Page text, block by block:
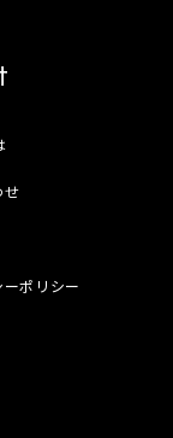
せ
ポリシー